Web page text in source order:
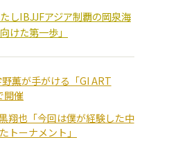
しIBJJFアジア制覇の岡泉海
けた第一歩」
薫が手がける「GI ART
開催
翔也「今回は僕が経験した中
トーナメント」